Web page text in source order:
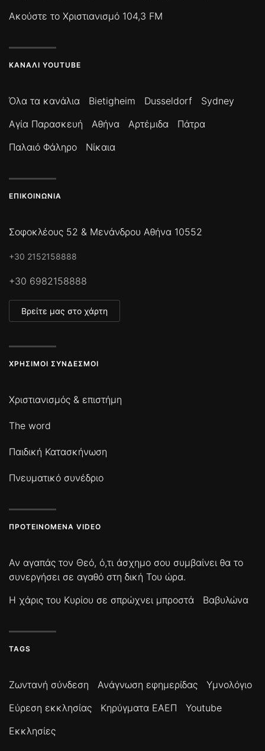
Ακούστε το Χριστιανισμό 104,3 FM
ΚΑΝΆΛΙ YOUTUBE
Όλα τα κανάλια Bietigheim Dusseldorf
Sydney
Αγία Παρασκευή
Αθήνα Αρτέμιδα
Πάτρα
Παλαιό Φάληρο
Νίκαια
ΕΠΙΚΟΙΝΩΝΊΑ
Σοφοκλέους 52 & Μενάνδρου Αθήνα 10552
+30 2152158888
+30 6982158888
Βρείτε μας στο χάρτη
ΧΡΉΣΙΜΟΙ ΣΎΝΔΕΣΜΟΙ
Χριστιανισμός & επιστήμη
The word
Παιδική Κατασκήνωση
Πνευματικό συνέδριο
ΠΡΟΤΕΙΝΌΜΕΝΑ VIDEO
Αν αγαπάς τον Θεό, ό,τι άσχημο σου συμβαίνει θα το
συνεργήσει σε αγαθό στη δική Του ώρα.
Η χάρις του Κυρίου σε σπρώχνει μπροστά
Βαβυλώνα
TAGS
Ζωντανή σύνδεση Ανάγνωση εφημερίδας
Υμνολόγιο
Εύρεση εκκλησίας
Κηρύγματα ΕΑΕΠ
Youtube
Εκκλησίες